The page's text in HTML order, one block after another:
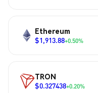
Ethereum
$1,913.88+0.50%
TRON
$0.327438+0.20%